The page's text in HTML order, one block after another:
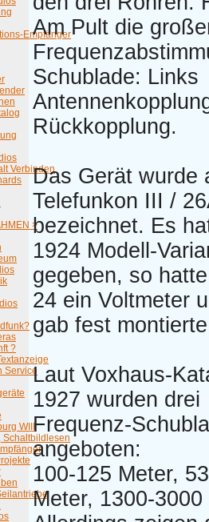
Empfänger
Verbinden
>
?
Service
WIII
Schaltbildlesen
Am Pult die
Schublade: Links
Rückkopplung.
Das Gerät wurde
Telefunkon III /
bezeichnet. Es
1924 Modell-
gegeben, so
24 ein Voltmeter
gab fest
Laut Voxhaus-
1927 wurden drei
Frequenz-
angeboten:
100-125 Meter,
Meter, 1300-3000